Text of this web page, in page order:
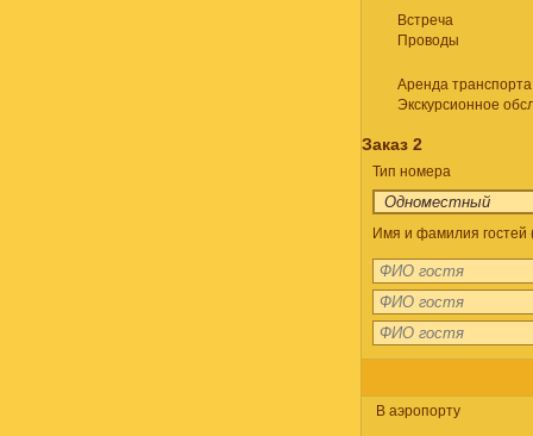
Встреча
Проводы
Аренда транспорта
Экскурсионное
Заказ 2
Тип номера
Имя и фамилия гостей
В аэропорту